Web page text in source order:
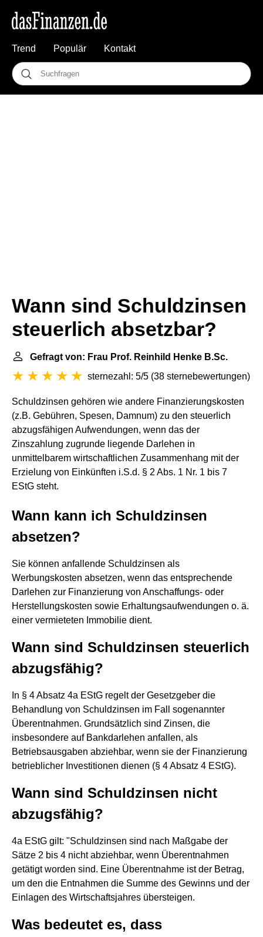
Trend Populär Kontakt
Wann sind Schuldzinsen
steuerlich absetzbar?
Gefragt von: Frau Prof. Reinhild Henke B.Sc.
sternezahl: 5/5 (38 sternebewertungen)
Schuldzinsen gehören wie andere Finanzierungskosten
(z.B. Gebühren, Spesen, Damnum) zu den steuerlich
abzugsfähigen Aufwendungen, wenn das der
Zinszahlung zugrunde liegende Darlehen in
unmittelbarem wirtschaftlichen Zusammenhang mit der
Erzielung von Einkünften i.S.d. § 2 Abs. 1 Nr. 1 bis 7
EStG steht.
Wann kann ich Schuldzinsen
absetzen?
Sie können anfallende Schuldzinsen als
Werbungskosten absetzen, wenn das entsprechende
Darlehen zur Finanzierung von Anschaffungs- oder
Herstellungskosten sowie Erhaltungsaufwendungen o. ä.
einer vermieteten Immobilie dient.
Wann sind Schuldzinsen steuerlich
abzugsfähig?
In § 4 Absatz 4a EStG regelt der Gesetzgeber die
Behandlung von Schuldzinsen im Fall sogenannter
Überentnahmen. Grundsätzlich sind Zinsen, die
insbesondere auf Bankdarlehen anfallen, als
Betriebsausgaben abziehbar, wenn sie der Finanzierung
betrieblicher Investitionen dienen (§ 4 Absatz 4 EStG).
Wann sind Schuldzinsen nicht
abzugsfähig?
4a EStG gilt: "Schuldzinsen sind nach Maßgabe der
Sätze 2 bis 4 nicht abziehbar, wenn Überentnahmen
getätigt worden sind. Eine Überentnahme ist der Betrag,
um den die Entnahmen die Summe des Gewinns und der
Einlagen des Wirtschaftsjahres übersteigen.
Was bedeutet es, dass